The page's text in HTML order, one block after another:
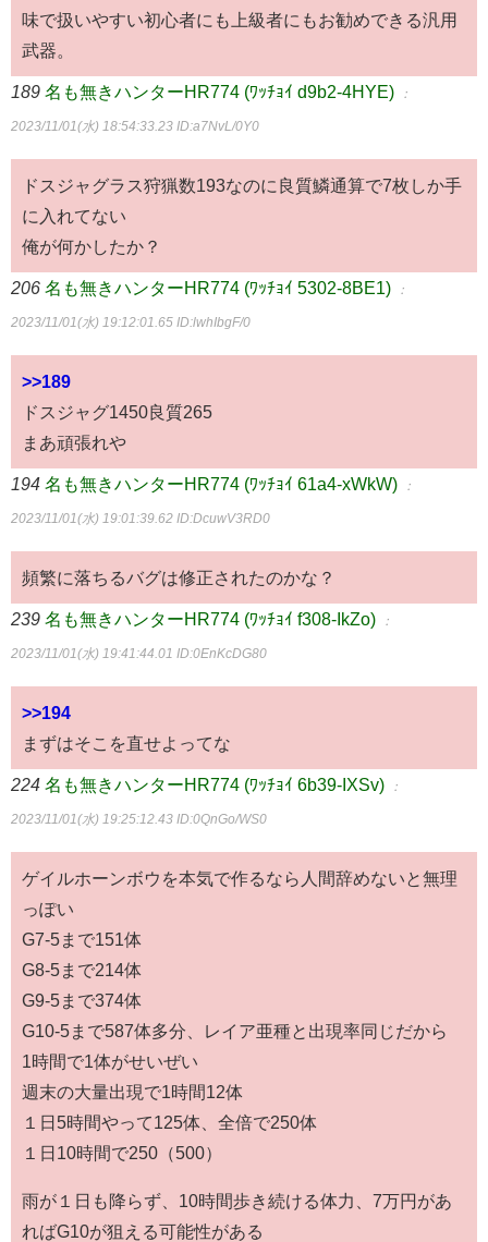
味で扱いやすい初心者にも上級者にもお勧めできる汎用
武器。
189 名も無きハンターHR774 (ﾜｯﾁｮｲ d9b2-4HYE) ：
2023/11/01(水) 18:54:33.23 ID:a7NvL/0Y0
ドスジャグラス狩猟数193なのに良質鱗通算で7枚しか手
に入れてない
俺が何かしたか？
206 名も無きハンターHR774 (ﾜｯﾁｮｲ 5302-8BE1) ：
2023/11/01(水) 19:12:01.65 ID:lwhIbgF/0
>>189
ドスジャグ1450良質265
まあ頑張れや
194 名も無きハンターHR774 (ﾜｯﾁｮｲ 61a4-xWkW) ：
2023/11/01(水) 19:01:39.62 ID:DcuwV3RD0
頻繁に落ちるバグは修正されたのかな？
239 名も無きハンターHR774 (ﾜｯﾁｮｲ f308-IkZo) ：
2023/11/01(水) 19:41:44.01 ID:0EnKcDG80
>>194
まずはそこを直せよってな
224 名も無きハンターHR774 (ﾜｯﾁｮｲ 6b39-IXSv) ：
2023/11/01(水) 19:25:12.43 ID:0QnGo/WS0
ゲイルホーンボウを本気で作るなら人間辞めないと無理
っぽい
G7-5まで151体
G8-5まで214体
G9-5まで374体
G10-5まで587体多分、レイア亜種と出現率同じだから
1時間で1体がせいぜい
週末の大量出現で1時間12体
１日5時間やって125体、全倍で250体
１日10時間で250（500）
雨が１日も降らず、10時間歩き続ける体力、7万円があ
ればG10が狙える可能性がある